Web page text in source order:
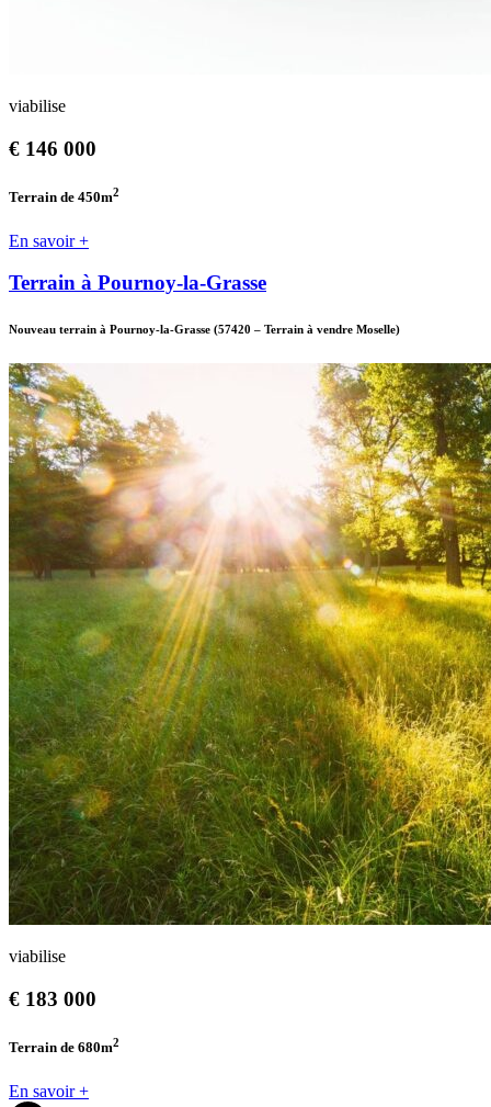
viabilise
€ 146 000
Terrain de 450m2
En savoir +
Terrain à Pournoy-la-Grasse
Nouveau terrain à Pournoy-la-Grasse (57420 – Terrain à vendre Moselle)
viabilise
€ 183 000
Terrain de 680m2
En savoir +